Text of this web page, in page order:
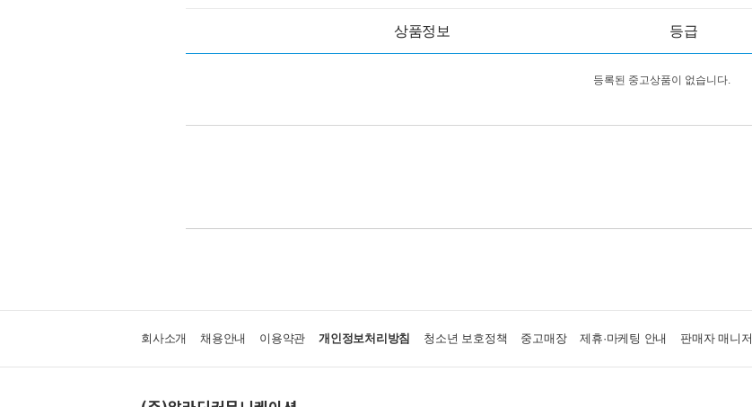
상품정보 등급
등록된 중고상품이 없습니다.
회사소개 채용안내 이용약관 개인정보처리방침 청소년 보호정책 중고매장 제휴·마케팅 안내 판매자 매니저